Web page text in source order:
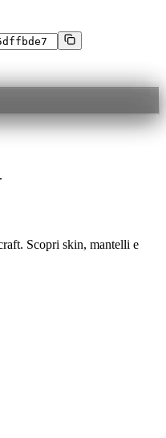
Scopri skin, mantelli e